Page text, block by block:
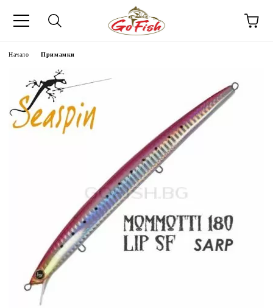
Начало Примамки